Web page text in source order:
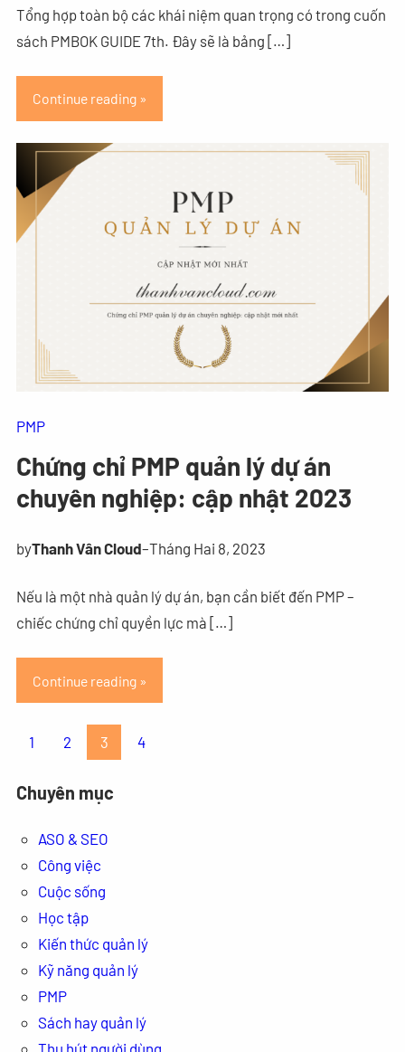
Tổng hợp toàn bộ các khái niệm quan trọng có trong cuốn
sách PMBOK GUIDE 7th. Đây sẽ là bảng […]
Continue reading »
PMP
Chứng chỉ PMP quản lý dự án
chuyên nghiệp: cập nhật 2023
byThanh Vân Cloud–Tháng Hai 8, 2023
Nếu là một nhà quản lý dự án, bạn cần biết đến PMP –
chiếc chứng chỉ quyền lực mà […]
Continue reading »
1 2 3 4
Chuyên mục
ASO & SEO
Công việc
Cuộc sống
Học tập
Kiến thức quản lý
Kỹ năng quản lý
PMP
Sách hay quản lý